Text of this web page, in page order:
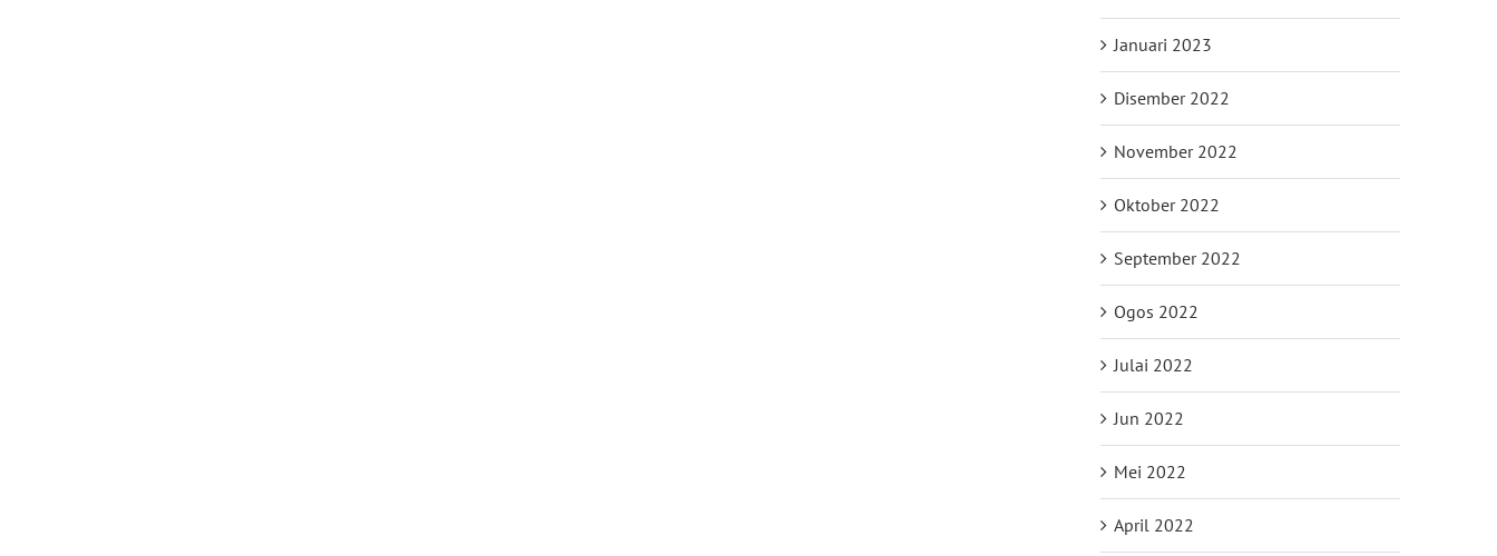
Januari 2023
Disember 2022
November 2022
Oktober 2022
September 2022
Ogos 2022
Julai 2022
Jun 2022
Mei 2022
April 2022